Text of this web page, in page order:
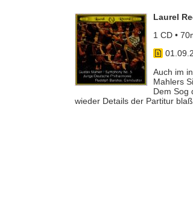
Laurel
1 CD •
Auch im
Mahlers
Dem Sog
wieder Details der Partitur